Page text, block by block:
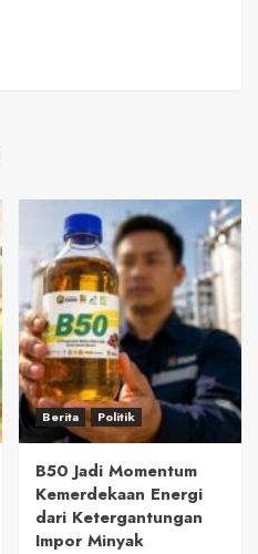
Berita Politik
B50 Jadi Momentum
Kemerdekaan Energi
dari Ketergantungan
Impor Minyak